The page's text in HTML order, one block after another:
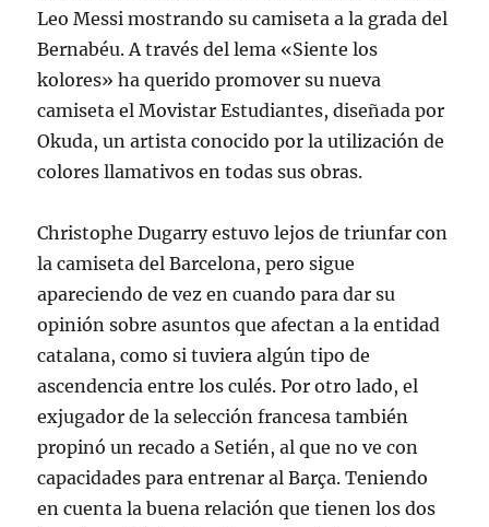
Leo Messi mostrando su camiseta a la grada del
Bernabéu. A través del lema «Siente los
kolores» ha querido promover su nueva
camiseta el Movistar Estudiantes, diseñada por
Okuda, un artista conocido por la utilización de
colores llamativos en todas sus obras.
Christophe Dugarry estuvo lejos de triunfar con
la camiseta del Barcelona, pero sigue
apareciendo de vez en cuando para dar su
opinión sobre asuntos que afectan a la entidad
catalana, como si tuviera algún tipo de
ascendencia entre los culés. Por otro lado, el
exjugador de la selección francesa también
propinó un recado a Setién, al que no ve con
capacidades para entrenar al Barça. Teniendo
en cuenta la buena relación que tienen los dos